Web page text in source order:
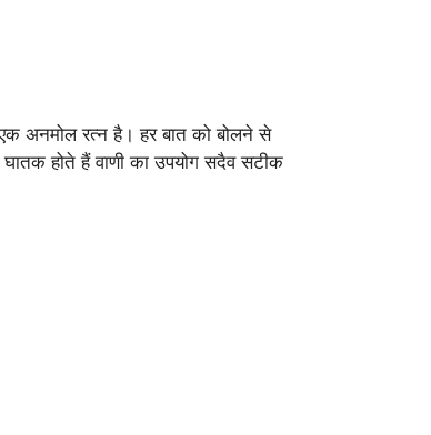
अनमोल रत्न है। हर बात को बोलने से
होते हैं वाणी का उपयोग सदैव सटीक